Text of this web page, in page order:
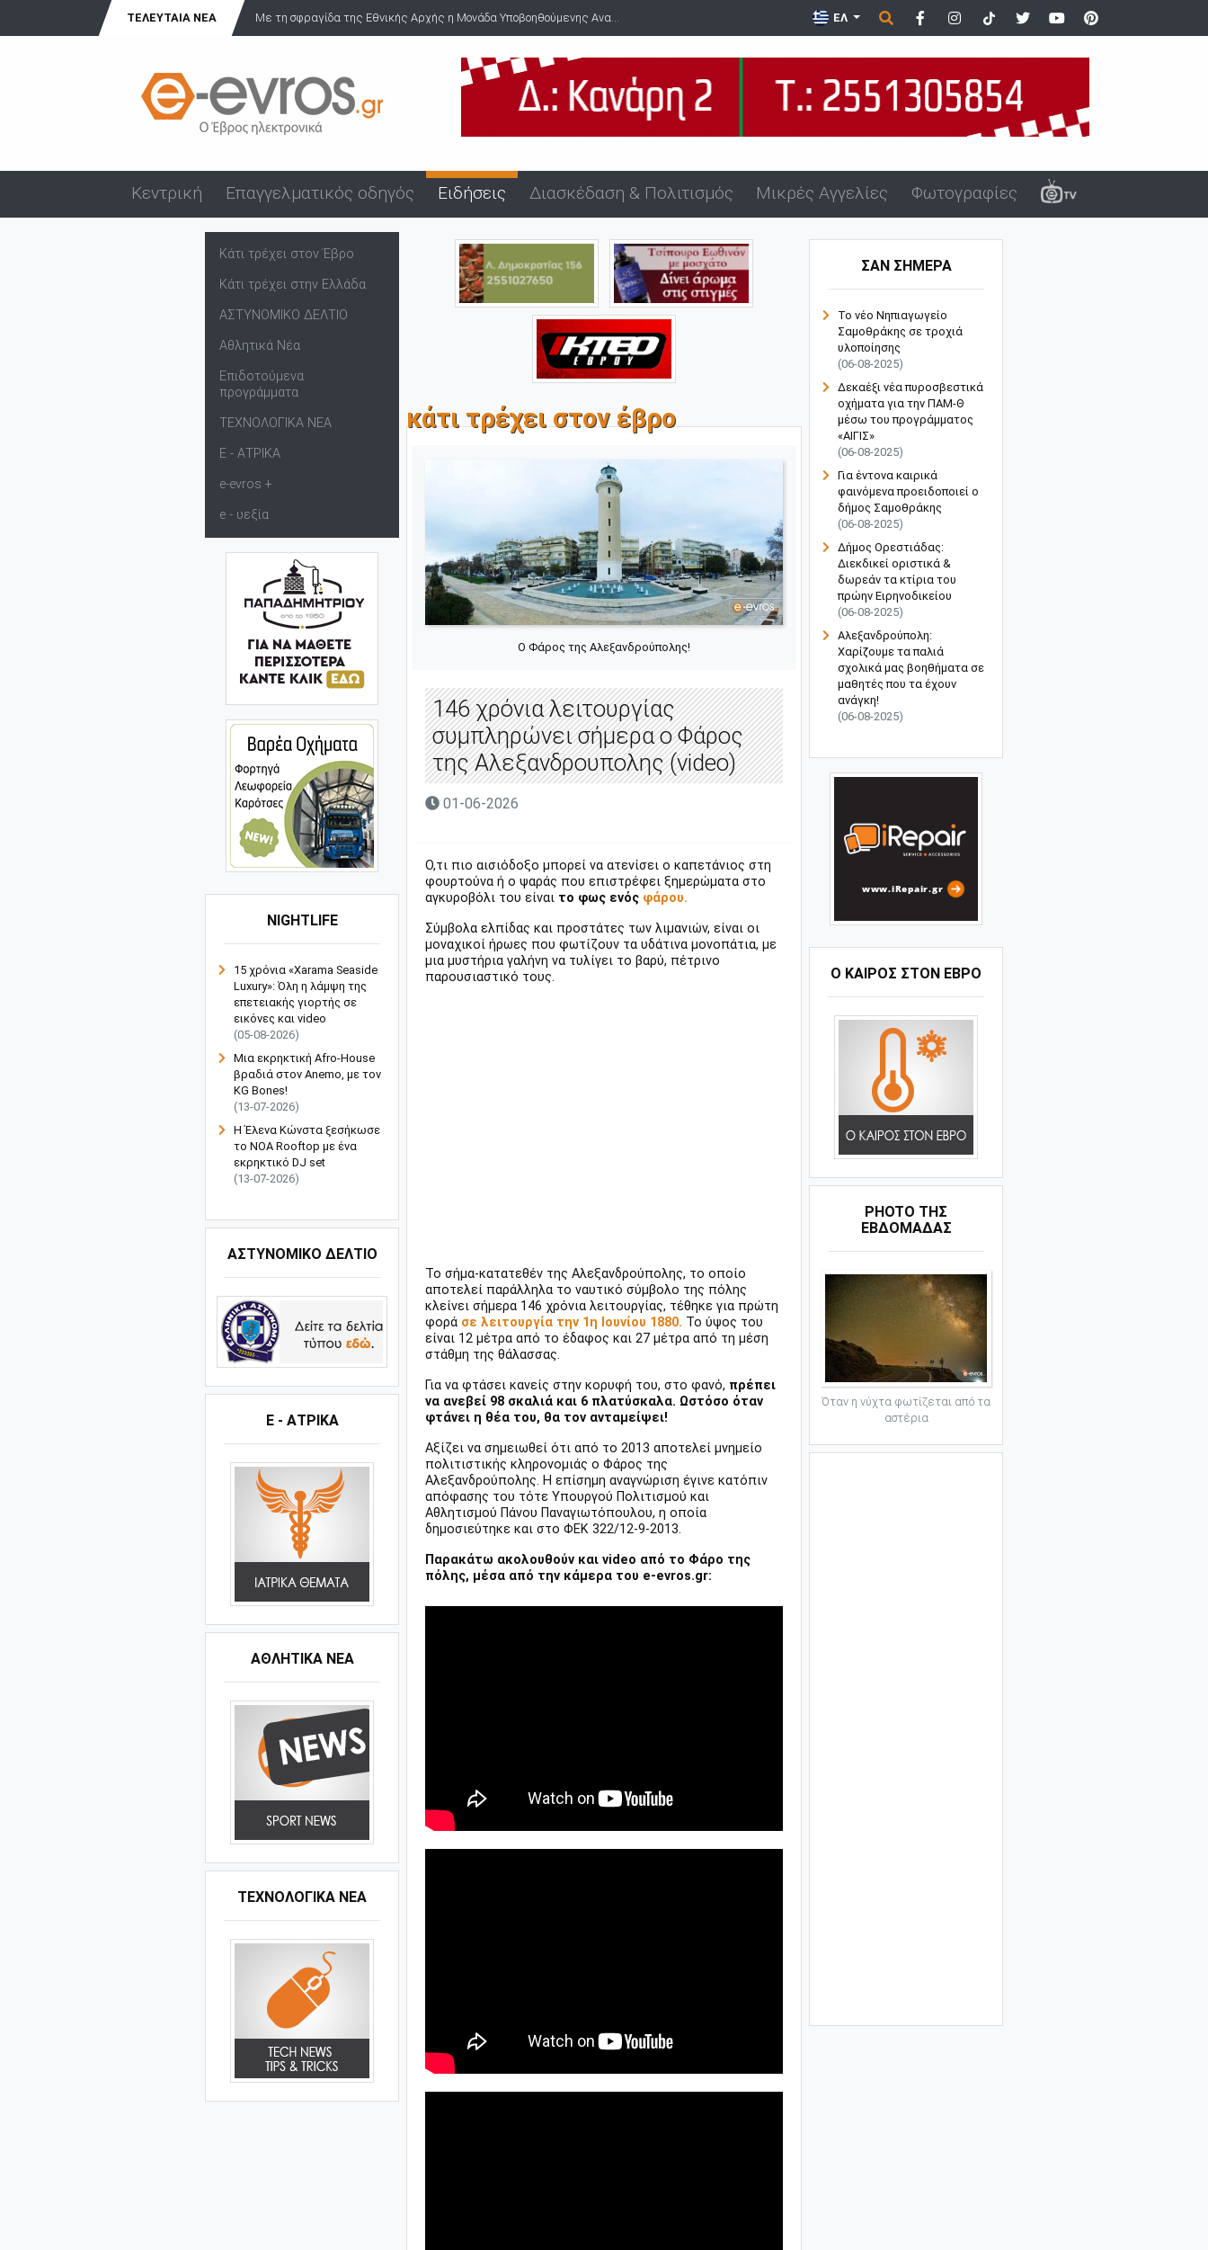
ΤΕΛΕΥΤΑΊΑ ΝΈΑ
τη σφραγίδα της Εθνικής Αρχής η Μονάδα Υποβοηθούμενης Ανα... Μετατέθηκε για το 2027 η ολοκλήρωση της Ανατολικής Περιφερει... ΕΛ
Κεντρική Επαγγελματικός οδηγός Ειδήσεις Διασκέδαση & Πολιτισμός Μικρές Αγγελίες Φωτογραφίες
Κάτι τρέχει στον Έβρο
Κάτι τρέχει στην Ελλάδα
ΑΣΤΥΝΟΜΙΚΟ ΔΕΛΤΙΟ
Αθλητικά Νέα
Επιδοτούμενα
προγράμματα
ΤΕΧΝΟΛΟΓΙΚΑ ΝΕΑ
Ε - ΑΤΡΙΚΑ
e-evros +
e - υεξία
NIGHTLIFE
15 χρόνια «Xarama Seaside
Luxury»: Όλη η λάμψη της
επετειακής γιορτής σε
εικόνες και video
(05-08-2026)
Μια εκρηκτική Afro-House
βραδιά στον Anemo, με τον
KG Bones!
(13-07-2026)
Η Έλενα Κώνστα ξεσήκωσε
το NOA Rooftop με ένα
εκρηκτικό DJ set
(13-07-2026)
ΑΣΤΥΝΟΜΙΚΟ ΔΕΛΤΙΟ
Ε - ΑΤΡΙΚΑ
ΑΘΛΗΤΙΚΆ ΝΈΑ
ΤΕΧΝΟΛΟΓΙΚΑ ΝΕΑ
κάτι τρέχει στον έβρο
O Φάρος της Αλεξανδρούπολης!
146 χρόνια λειτουργίας
συμπληρώνει σήμερα ο Φάρος
της Αλεξανδρουπολης (video)
01-06-2026
Ο,τι πιο αισιόδοξο μπορεί να ατενίσει ο καπετάνιος στη
φουρτούνα ή ο ψαράς που επιστρέφει ξημερώματα στο
αγκυροβόλι του είναι το φως ενός φάρου.
Σύμβολα ελπίδας και προστάτες των λιμανιών, είναι οι
μοναχικοί ήρωες που φωτίζουν τα υδάτινα μονοπάτια, με
μια μυστήρια γαλήνη να τυλίγει το βαρύ, πέτρινο
παρουσιαστικό τους.
Το σήμα-κατατεθέν της Αλεξανδρούπολης, το οποίο
αποτελεί παράλληλα το ναυτικό σύμβολο της πόλης
κλείνει σήμερα 146 χρόνια λειτουργίας, τέθηκε για πρώτη
φορά σε λειτουργία την 1η Ιουνίου 1880. Το ύψος του
είναι 12 μέτρα από το έδαφος και 27 μέτρα από τη μέση
στάθμη της θάλασσας.
Για να φτάσει κανείς στην κορυφή του, στο φανό, πρέπει
να ανεβεί 98 σκαλιά και 6 πλατύσκαλα. Ωστόσο όταν
φτάνει η θέα του, θα τον ανταμείψει!
Αξίζει να σημειωθεί ότι από το 2013 αποτελεί μνημείο
πολιτιστικής κληρονομιάς ο Φάρος της
Αλεξανδρούπολης. Η επίσημη αναγνώριση έγινε κατόπιν
απόφασης του τότε Υπουργού Πολιτισμού και
Αθλητισμού Πάνου Παναγιωτόπουλου, η οποία
δημοσιεύτηκε και στο ΦΕΚ 322/12-9-2013.
Παρακάτω ακολουθούν και video από το Φάρο της
πόλης, μέσα από την κάμερα του e-evros.gr:
ΣΑΝ ΣΗΜΕΡΑ
Το νέο Νηπιαγωγείο
Σαμοθράκης σε τροχιά
υλοποίησης
(06-08-2025)
Δεκαέξι νέα πυροσβεστικά
οχήματα για την ΠΑΜ-Θ
μέσω του προγράμματος
«ΑΙΓΙΣ»
(06-08-2025)
Για έντονα καιρικά
φαινόμενα προειδοποιεί ο
δήμος Σαμοθράκης
(06-08-2025)
Δήμος Ορεστιάδας:
Διεκδικεί οριστικά &
δωρεάν τα κτίρια του
πρώην Ειρηνοδικείου
(06-08-2025)
Αλεξανδρούπολη:
Χαρίζουμε τα παλιά
σχολικά μας βοηθήματα σε
μαθητές που τα έχουν
ανάγκη!
(06-08-2025)
Ο ΚΑΙΡΟΣ ΣΤΟΝ ΕΒΡΟ
PHOTO ΤΗΣ
ΕΒΔΟΜΑΔΑΣ
Όταν η νύχτα φωτίζεται από τα
αστέρια